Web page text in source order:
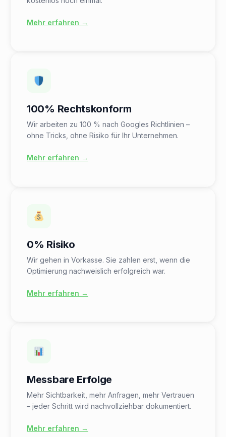
Mehr erfahren →
100% Rechtskonform
Wir arbeiten zu 100 % nach Googles Richtlinien –
ohne Tricks, ohne Risiko für Ihr Unternehmen.
Mehr erfahren →
0% Risiko
Wir gehen in Vorkasse. Sie zahlen erst, wenn die
Optimierung nachweislich erfolgreich war.
Mehr erfahren →
Messbare Erfolge
Mehr Sichtbarkeit, mehr Anfragen, mehr Vertrauen
– jeder Schritt wird nachvollziehbar dokumentiert.
Mehr erfahren →